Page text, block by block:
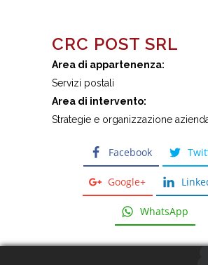
CRC POST SRL
Area di appartenenza:
Servizi postali
Area di intervento:
Strategie e organizzazione
Facebook
Google+
WhatsApp